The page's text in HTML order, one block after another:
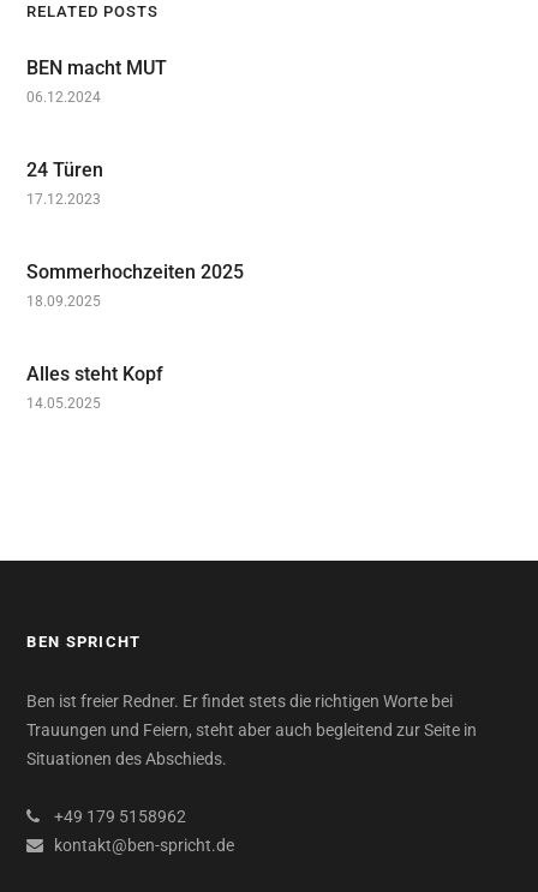
RELATED POSTS
BEN macht MUT
06.12.2024
24 Türen
17.12.2023
Sommerhochzeiten 2025
18.09.2025
Alles steht Kopf
14.05.2025
BEN SPRICHT
Ben ist freier Redner. Er findet stets die richtigen Worte bei
Trauungen und Feiern, steht aber auch begleitend zur Seite in
Situationen des Abschieds.
+49 179 5158962
kontakt@ben-spricht.de